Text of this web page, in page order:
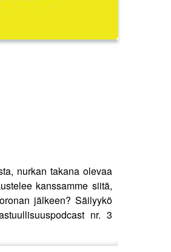
nurkan takana olevaa
kanssamme siitä,
jälkeen? Säilyykö
nr. 3